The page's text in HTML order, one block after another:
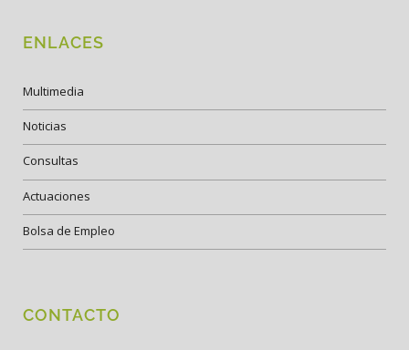
ENLACES
Multimedia
Noticias
Consultas
Actuaciones
Bolsa de Empleo
CONTACTO